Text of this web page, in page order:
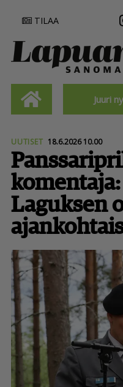
TILAA
Juuri
UUTISET 18.6.2026 10.00
komentaja:
Laguksen